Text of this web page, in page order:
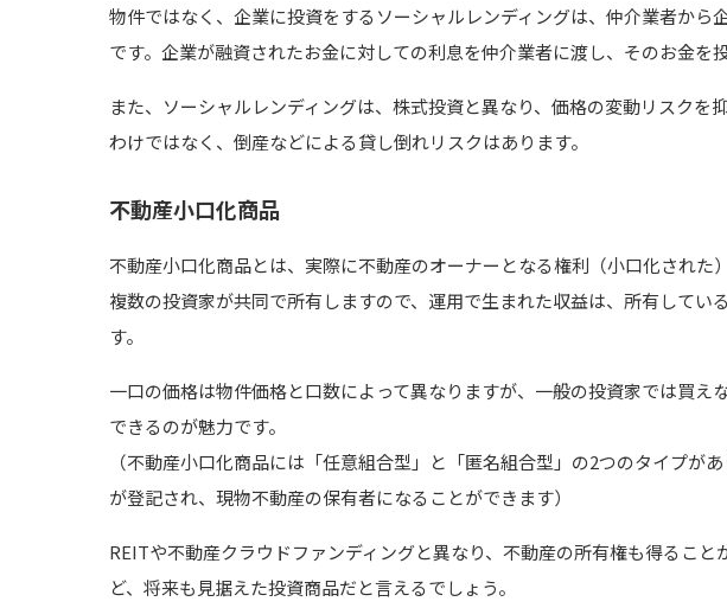
物件ではなく、企業に投資をするソーシャルレンディングは、仲介業者から
です。企業が融資されたお金に対しての利息を仲介業者に渡し、そのお金を
また、ソーシャルレンディングは、株式投資と異なり、価格の変動リスクを
わけではなく、倒産などによる貸し倒れリスクはあります。
不動産小口化商品
不動産小口化商品とは、実際に不動産のオーナーとなる権利（小口化された
複数の投資家が共同で所有しますので、運用で生まれた収益は、所有してい
す。
一口の価格は物件価格と口数によって異なりますが、一般の投資家では買え
できるのが魅力です。
（不動産小口化商品には「任意組合型」と「匿名組合型」の2つのタイプが
が登記され、現物不動産の保有者になることができます）
REITや不動産クラウドファンディングと異なり、不動産の所有権も得るこ
ど、将来も見据えた投資商品だと言えるでしょう。